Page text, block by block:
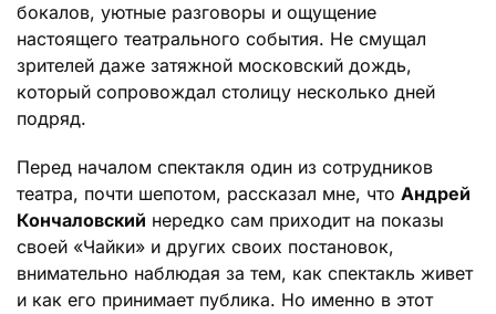
бокалов, уютные разговоры и ощущение
настоящего театрального события. Не смущал
зрителей даже затяжной московский дождь,
который сопровождал столицу несколько дней
подряд.
Перед началом спектакля один из сотрудников
театра, почти шепотом, рассказал мне, что Андрей
Кончаловский нередко сам приходит на показы
своей «Чайки» и других своих постановок,
внимательно наблюдая за тем, как спектакль живет
и как его принимает публика. Но именно в этот